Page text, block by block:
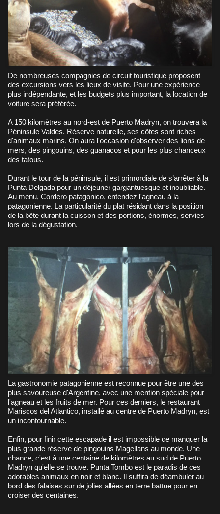
De nombreuses compagnies de circuit touristique proposent
des excursions vers les lieux de visite. Pour une expérience
plus indépendante, et les budgets plus important, la location de
voiture sera préférée.
A 150 kilomètres au nord-est de Puerto Madryn, on trouvera la
Péninsule Valdes. Réserve naturelle, ses côtes sont riches
d'animaux marins. On aura l'occasion d'observer des lions de
mers, des pingouins, des guanacos et pour les plus chanceux
des tatous.
Durant le tour de la péninsule, il est primordiale de s’arrêter à la
Punta Delgada pour un déjeuner gargantuesque et inoubliable.
Au menu, Cordero patagonico, entendez l'agneau à la
patagonienne. La particularité du plat résidant dans la position
de la bête durant la cuisson et des portions, énormes, servies
lors de la dégustation.
La gastronomie patagonienne est reconnue pour être une des
plus savoureuse d'Argentine, avec une mention spéciale pour
l'agneau et les fruits de mer. Pour ces derniers, le restaurant
Mariscos del Atlantico, installé au centre de Puerto Madryn, est
un incontournable.
Enfin, pour finir cette escapade il est impossible de manquer la
plus grande réserve de pingouins Magellans au monde. Une
chance, c'est à une centaine de kilomètres au sud de Puerto
Madryn qu'elle se trouve. Punta Tombo est le paradis de ces
adorables animaux en noir et blanc. Il suffira de déambuler au
bord des falaises sur de jolies allées en terre battue pour en
croiser des centaines.